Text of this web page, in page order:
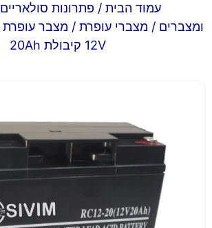
עמוד הבית / פתרונות סולאריים
ומצברים / מצברי עופרת
12V קיבולת 20Ah